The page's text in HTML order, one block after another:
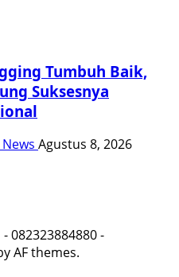
Tumbuh Baik,
Suksesnya
Agustus 8, 2026
- 082323884880 -
AF themes.